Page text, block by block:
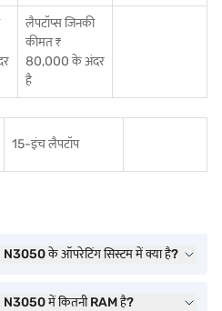
लैपटॉप्स जिनकी
कीमत ₹
80,000 के अंदर
है
15-इंच लैपटॉप
के ऑपरेटिंग सिस्टम में क्या है?
में कितनी RAM है?